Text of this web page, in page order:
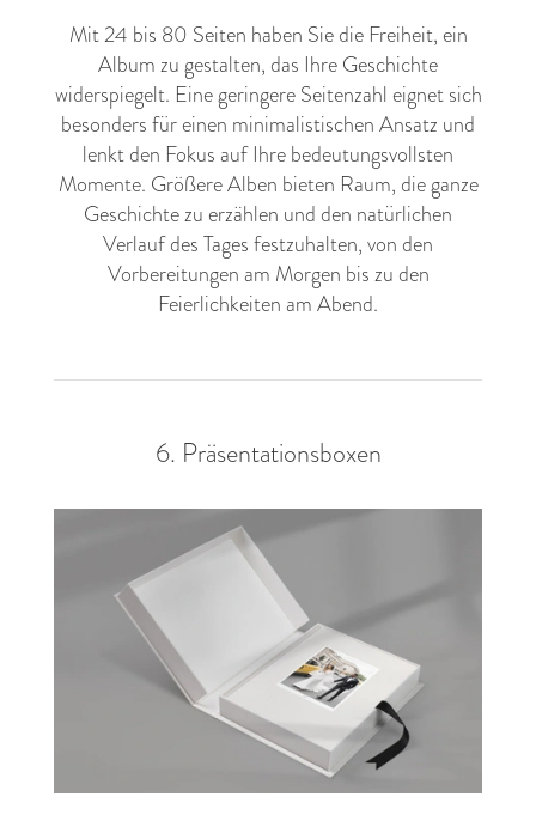
Mit 24 bis 80 Seiten haben Sie die Freiheit, ein
Album zu gestalten, das Ihre Geschichte
widerspiegelt. Eine geringere Seitenzahl eignet sich
besonders für einen minimalistischen Ansatz und
lenkt den Fokus auf Ihre bedeutungsvollsten
Momente. Größere Alben bieten Raum, die ganze
Geschichte zu erzählen und den natürlichen
Verlauf des Tages festzuhalten, von den
Vorbereitungen am Morgen bis zu den
Feierlichkeiten am Abend.
6. Präsentationsboxen